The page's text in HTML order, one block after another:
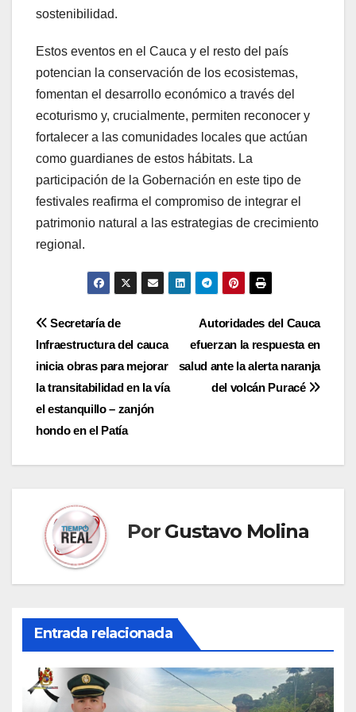
sostenibilidad.
Estos eventos en el Cauca y el resto del país
potencian la conservación de los ecosistemas,
fomentan el desarrollo económico a través del
ecoturismo y, crucialmente, permiten reconocer y
fortalecer a las comunidades locales que actúan
como guardianes de estos hábitats. La
participación de la Gobernación en este tipo de
festivales reafirma el compromiso de integrar el
patrimonio natural a las estrategias de crecimiento
regional.
Navegación
de
entradas
Autoridades del Cauca
efuerzan la respuesta en
salud ante la alerta naranja
del volcán Puracé
Secretaría de
Infraestructura del cauca
inicia obras para mejorar
la transitabilidad en la vía
el estanquillo – zanjón
hondo en el Patía
Por Gustavo Molina
Entrada relacionada